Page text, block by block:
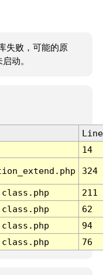
失败，可能的原
动。
Line
14
324
211
62
94
76